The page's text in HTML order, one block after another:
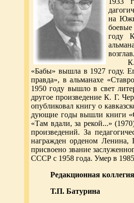
на
году
«Бабы» вышла в 1927 году.
правда», в альманахе
1950 году вышло в свет
другое произведение К. Г.
опубликовал книгу о
дующие годы вышли книги
«Там вдали, за рекой...»
произведений. За
награжден орденом
присвоено звание
СССР с 1958 года. Умер в
Редакционная
Т.П. Батурина